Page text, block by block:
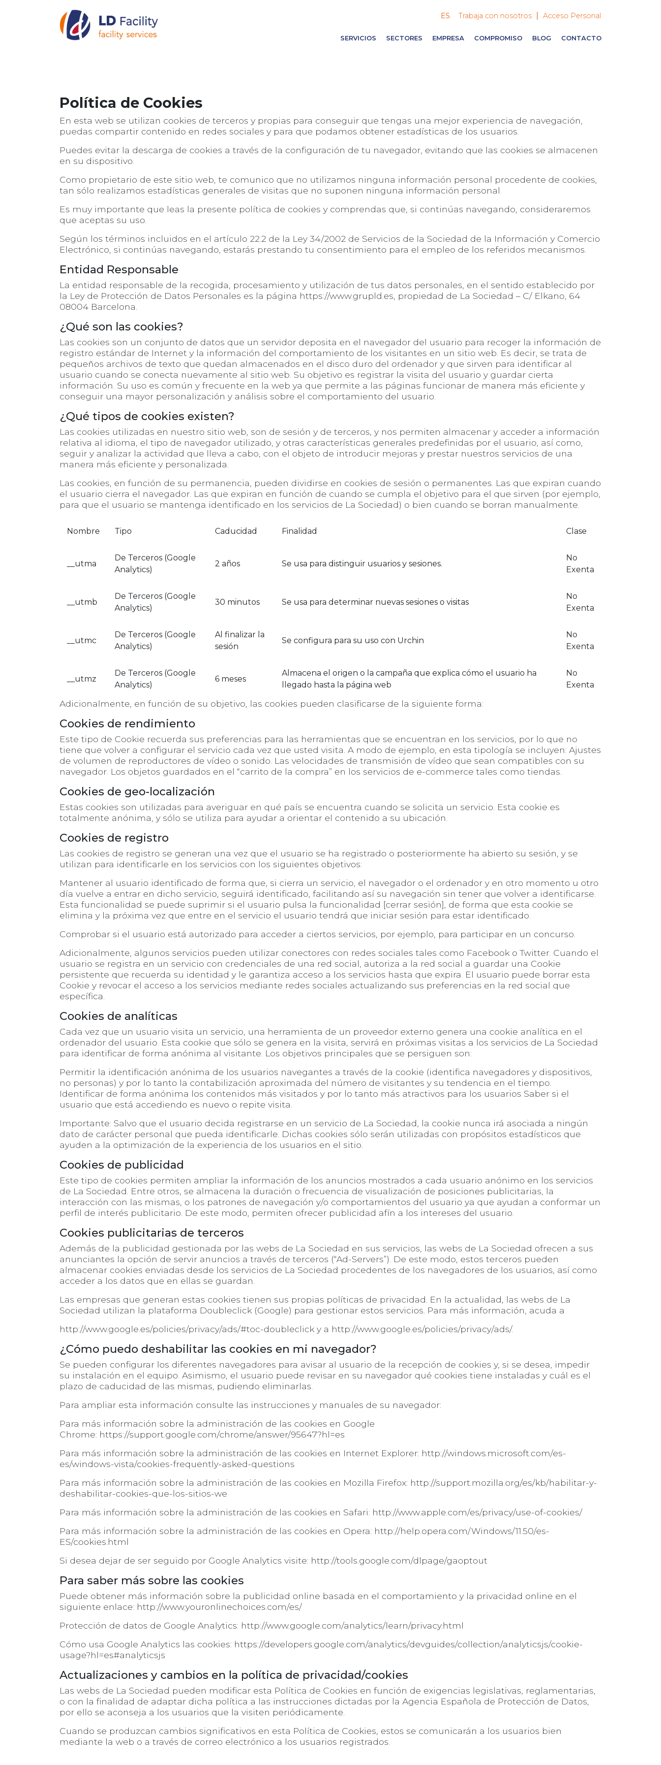
ES Trabaja con nosotros Acceso Personal
SERVICIOS SECTORES EMPRESA COMPROMISO BLOG CONTACTO
Política de Cookies
En esta web se utilizan cookies de terceros y propias para conseguir que tengas una mejor experiencia de navegación,
puedas compartir contenido en redes sociales y para que podamos obtener estadísticas de los usuarios.
Puedes evitar la descarga de cookies a través de la configuración de tu navegador, evitando que las cookies se almacenen
en su dispositivo.
Como propietario de este sitio web, te comunico que no utilizamos ninguna información personal procedente de cookies,
tan sólo realizamos estadísticas generales de visitas que no suponen ninguna información personal.
Es muy importante que leas la presente política de cookies y comprendas que, si continúas navegando, consideraremos
que aceptas su uso.
Según los términos incluidos en el artículo 22.2 de la Ley 34/2002 de Servicios de la Sociedad de la Información y Comercio
Electrónico, si continúas navegando, estarás prestando tu consentimiento para el empleo de los referidos mecanismos.
Entidad Responsable
La entidad responsable de la recogida, procesamiento y utilización de tus datos personales, en el sentido establecido por
la Ley de Protección de Datos Personales es la página https://www.grupld.es, propiedad de La Sociedad – C/ Elkano, 64
08004 Barcelona.
¿Qué son las cookies?
Las cookies son un conjunto de datos que un servidor deposita en el navegador del usuario para recoger la información de
registro estándar de Internet y la información del comportamiento de los visitantes en un sitio web. Es decir, se trata de
pequeños archivos de texto que quedan almacenados en el disco duro del ordenador y que sirven para identificar al
usuario cuando se conecta nuevamente al sitio web. Su objetivo es registrar la visita del usuario y guardar cierta
información. Su uso es común y frecuente en la web ya que permite a las páginas funcionar de manera más eficiente y
conseguir una mayor personalización y análisis sobre el comportamiento del usuario.
¿Qué tipos de cookies existen?
Las cookies utilizadas en nuestro sitio web, son de sesión y de terceros, y nos permiten almacenar y acceder a información
relativa al idioma, el tipo de navegador utilizado, y otras características generales predefinidas por el usuario, así como,
seguir y analizar la actividad que lleva a cabo, con el objeto de introducir mejoras y prestar nuestros servicios de una
manera más eficiente y personalizada.
Las cookies, en función de su permanencia, pueden dividirse en cookies de sesión o permanentes. Las que expiran cuando
el usuario cierra el navegador. Las que expiran en función de cuando se cumpla el objetivo para el que sirven (por ejemplo,
para que el usuario se mantenga identificado en los servicios de La Sociedad) o bien cuando se borran manualmente.
Nombre Tipo Caducidad Finalidad Clase
__utma
De Terceros (Google
Analytics)
2 años Se usa para distinguir usuarios y sesiones.
No
Exenta
__utmb
De Terceros (Google
Analytics)
30 minutos Se usa para determinar nuevas sesiones o visitas
No
Exenta
__utmc
De Terceros (Google
Analytics)
Al finalizar la
sesión
Se configura para su uso con Urchin
No
Exenta
__utmz
De Terceros (Google
Analytics)
6 meses
Almacena el origen o la campaña que explica cómo el usuario ha
llegado hasta la página web
No
Exenta
Adicionalmente, en función de su objetivo, las cookies pueden clasificarse de la siguiente forma:
Cookies de rendimiento
Este tipo de Cookie recuerda sus preferencias para las herramientas que se encuentran en los servicios, por lo que no
tiene que volver a configurar el servicio cada vez que usted visita. A modo de ejemplo, en esta tipología se incluyen: Ajustes
de volumen de reproductores de vídeo o sonido. Las velocidades de transmisión de vídeo que sean compatibles con su
navegador. Los objetos guardados en el “carrito de la compra” en los servicios de e-commerce tales como tiendas.
Cookies de geo-localización
Estas cookies son utilizadas para averiguar en qué país se encuentra cuando se solicita un servicio. Esta cookie es
totalmente anónima, y sólo se utiliza para ayudar a orientar el contenido a su ubicación.
Cookies de registro
Las cookies de registro se generan una vez que el usuario se ha registrado o posteriormente ha abierto su sesión, y se
utilizan para identificarle en los servicios con los siguientes objetivos:
Mantener al usuario identificado de forma que, si cierra un servicio, el navegador o el ordenador y en otro momento u otro
día vuelve a entrar en dicho servicio, seguirá identificado, facilitando así su navegación sin tener que volver a identificarse.
Esta funcionalidad se puede suprimir si el usuario pulsa la funcionalidad [cerrar sesión], de forma que esta cookie se
elimina y la próxima vez que entre en el servicio el usuario tendrá que iniciar sesión para estar identificado.
Comprobar si el usuario está autorizado para acceder a ciertos servicios, por ejemplo, para participar en un concurso.
Adicionalmente, algunos servicios pueden utilizar conectores con redes sociales tales como Facebook o Twitter. Cuando el
usuario se registra en un servicio con credenciales de una red social, autoriza a la red social a guardar una Cookie
persistente que recuerda su identidad y le garantiza acceso a los servicios hasta que expira. El usuario puede borrar esta
Cookie y revocar el acceso a los servicios mediante redes sociales actualizando sus preferencias en la red social que
específica.
Cookies de analíticas
Cada vez que un usuario visita un servicio, una herramienta de un proveedor externo genera una cookie analítica en el
ordenador del usuario. Esta cookie que sólo se genera en la visita, servirá en próximas visitas a los servicios de La Sociedad
para identificar de forma anónima al visitante. Los objetivos principales que se persiguen son:
Permitir la identificación anónima de los usuarios navegantes a través de la cookie (identifica navegadores y dispositivos,
no personas) y por lo tanto la contabilización aproximada del número de visitantes y su tendencia en el tiempo.
Identificar de forma anónima los contenidos más visitados y por lo tanto más atractivos para los usuarios Saber si el
usuario que está accediendo es nuevo o repite visita.
Importante: Salvo que el usuario decida registrarse en un servicio de La Sociedad, la cookie nunca irá asociada a ningún
dato de carácter personal que pueda identificarle. Dichas cookies sólo serán utilizadas con propósitos estadísticos que
ayuden a la optimización de la experiencia de los usuarios en el sitio.
Cookies de publicidad
Este tipo de cookies permiten ampliar la información de los anuncios mostrados a cada usuario anónimo en los servicios
de La Sociedad. Entre otros, se almacena la duración o frecuencia de visualización de posiciones publicitarias, la
interacción con las mismas, o los patrones de navegación y/o comportamientos del usuario ya que ayudan a conformar un
perfil de interés publicitario. De este modo, permiten ofrecer publicidad afín a los intereses del usuario.
Cookies publicitarias de terceros
Además de la publicidad gestionada por las webs de La Sociedad en sus servicios, las webs de La Sociedad ofrecen a sus
anunciantes la opción de servir anuncios a través de terceros (“Ad-Servers”). De este modo, estos terceros pueden
almacenar cookies enviadas desde los servicios de La Sociedad procedentes de los navegadores de los usuarios, así como
acceder a los datos que en ellas se guardan.
Las empresas que generan estas cookies tienen sus propias políticas de privacidad. En la actualidad, las webs de La
Sociedad utilizan la plataforma Doubleclick (Google) para gestionar estos servicios. Para más información, acuda a
http://www.google.es/policies/privacy/ads/#toc-doubleclicky a http://www.google.es/policies/privacy/ads/.
¿Cómo puedo deshabilitar las cookies en mi navegador?
Se pueden configurar los diferentes navegadores para avisar al usuario de la recepción de cookies y, si se desea, impedir
su instalación en el equipo. Asimismo, el usuario puede revisar en su navegador qué cookies tiene instaladas y cuál es el
plazo de caducidad de las mismas, pudiendo eliminarlas.
Para ampliar esta información consulte las instrucciones y manuales de su navegador:
Para más información sobre la administración de las cookies en Google
Chrome: https://support.google.com/chrome/answer/95647?hl=es
Para más información sobre la administración de las cookies en Internet Explorer: http://windows.microsoft.com/es-
es/windows-vista/cookies-frequently-asked-questions
Para más información sobre la administración de las cookies en Mozilla Firefox: http://support.mozilla.org/es/kb/habilitar-y-
deshabilitar-cookies-que-los-sitios-we
Para más información sobre la administración de las cookies en Safari: http://www.apple.com/es/privacy/use-of-cookies/
Para más información sobre la administración de las cookies en Opera: http://help.opera.com/Windows/11.50/es-
ES/cookies.html
Si desea dejar de ser seguido por Google Analytics visite: http://tools.google.com/dlpage/gaoptout
Para saber más sobre las cookies
Puede obtener más información sobre la publicidad online basada en el comportamiento y la privacidad online en el
siguiente enlace: http://www.youronlinechoices.com/es/
Protección de datos de Google Analytics: http://www.google.com/analytics/learn/privacy.html
Cómo usa Google Analytics las cookies: https://developers.google.com/analytics/devguides/collection/analyticsjs/cookie-
usage?hl=es#analyticsjs
Actualizaciones y cambios en la política de privacidad/cookies
Las webs de La Sociedad pueden modificar esta Política de Cookies en función de exigencias legislativas, reglamentarias,
o con la finalidad de adaptar dicha política a las instrucciones dictadas por la Agencia Española de Protección de Datos,
por ello se aconseja a los usuarios que la visiten periódicamente.
Cuando se produzcan cambios significativos en esta Política de Cookies, estos se comunicarán a los usuarios bien
mediante la web o a través de correo electrónico a los usuarios registrados.